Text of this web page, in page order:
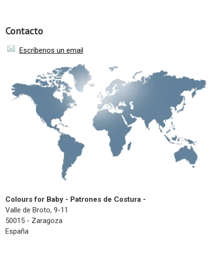
Contacto
Escríbenos un email
Colours for Baby - Patrones de Costura -
Valle de Broto, 9-11
50015 - Zaragoza
España